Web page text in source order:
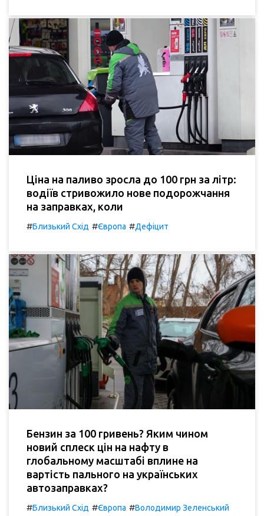
Ціна на паливо зросла до 100 грн за літр:
водіїв стривожило нове подорожчання
на заправках, коли
#Близький Схід #Європа #Дефіцит
Бензин за 100 гривень? Яким чином
новий сплеск цін на нафту в
глобальному масштабі вплине на
вартість пального на українських
автозаправках?
#Близький Схід #Європа #Володимир Зеленський